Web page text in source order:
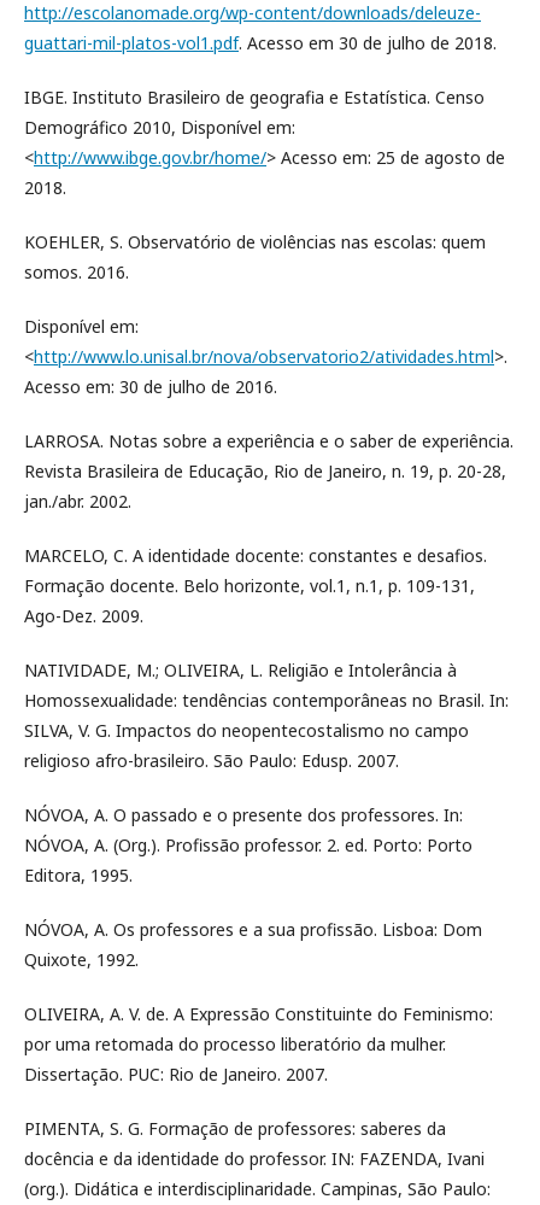
http://escolanomade.org/wp-content/downloads/deleuze-
guattari-mil-platos-vol1.pdf. Acesso em 30 de julho de 2018.
IBGE. Instituto Brasileiro de geografia e Estatística. Censo
Demográfico 2010, Disponível em:
<http://www.ibge.gov.br/home/> Acesso em: 25 de agosto de
2018.
KOEHLER, S. Observatório de violências nas escolas: quem
somos. 2016.
Disponível em:
<http://www.lo.unisal.br/nova/observatorio2/atividades.html>.
Acesso em: 30 de julho de 2016.
LARROSA. Notas sobre a experiência e o saber de experiência.
Revista Brasileira de Educação, Rio de Janeiro, n. 19, p. 20-28,
jan./abr. 2002.
MARCELO, C. A identidade docente: constantes e desafios.
Formação docente. Belo horizonte, vol.1, n.1, p. 109-131,
Ago-Dez. 2009.
NATIVIDADE, M.; OLIVEIRA, L. Religião e Intolerância à
Homossexualidade: tendências contemporâneas no Brasil. In:
SILVA, V. G. Impactos do neopentecostalismo no campo
religioso afro-brasileiro. São Paulo: Edusp. 2007.
NÓVOA, A. O passado e o presente dos professores. In:
NÓVOA, A. (Org.). Profissão professor. 2. ed. Porto: Porto
Editora, 1995.
NÓVOA, A. Os professores e a sua profissão. Lisboa: Dom
Quixote, 1992.
OLIVEIRA, A. V. de. A Expressão Constituinte do Feminismo:
por uma retomada do processo liberatório da mulher.
Dissertação. PUC: Rio de Janeiro. 2007.
PIMENTA, S. G. Formação de professores: saberes da
docência e da identidade do professor. IN: FAZENDA, Ivani
(org.). Didática e interdisciplinaridade. Campinas, São Paulo: